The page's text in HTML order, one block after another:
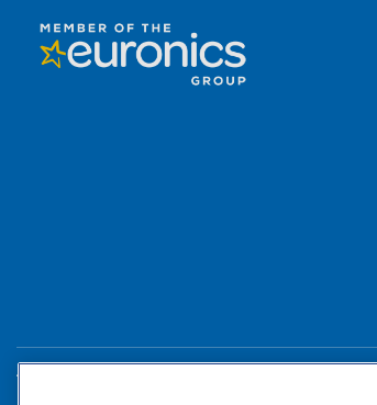
Trova negozio